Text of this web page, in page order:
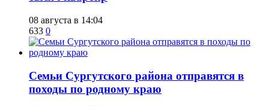
08 августа в 14:04
633 0
​Семьи Сургутского района отправятся в
походы по родному краю